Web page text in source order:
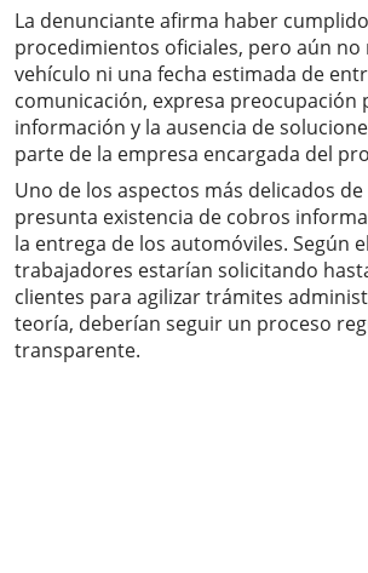
La denunciante afirma haber
procedimientos oficiales, pero aún no
vehículo ni una fecha estimada de
comunicación, expresa preocupación
información y la ausencia de
parte de la empresa encargada del
Uno de los aspectos más delicados de
presunta existencia de cobros
la entrega de los automóviles. Según
trabajadores estarían solicitando
clientes para agilizar trámites
teoría, deberían seguir un proceso
transparente.